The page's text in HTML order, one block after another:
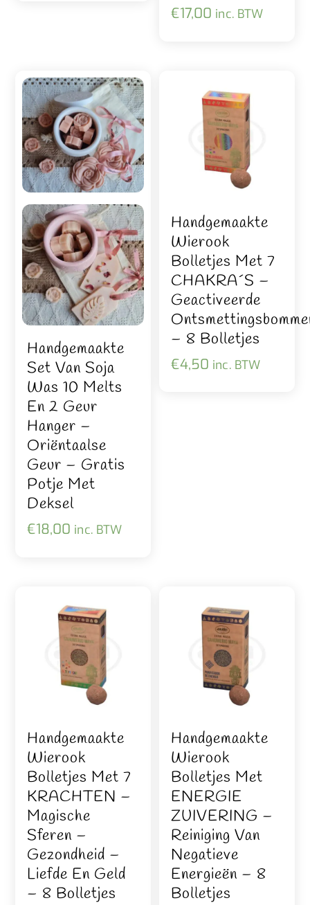
€17,00 inc. BTW
Handgemaakte
Set Van Soja
Was 10 Melts
En 2 Geur
Hanger –
Oriëntaalse
Geur – Gratis
Potje Met
Deksel
€18,00 inc. BTW
Handgemaakte
Wierook
Bolletjes Met 7
CHAKRA´S –
Geactiveerde
– 8 Bolletjes
€4,50 inc. BTW
Handgemaakte
Wierook
Bolletjes Met 7
KRACHTEN –
Magische
Sferen –
Gezondheid –
Liefde En Geld
– 8 Bolletjes
Handgemaakte
Wierook
Bolletjes Met
ENERGIE
ZUIVERING –
Reiniging Van
Negatieve
Energieën – 8
Bolletjes